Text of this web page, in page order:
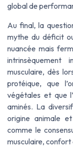
global de
Au final, la
mythe du déficit
nuancée mais
musculaire, dès
protéique, que
végétales et que
aminés. La
origine animale
comme le
musculaire,